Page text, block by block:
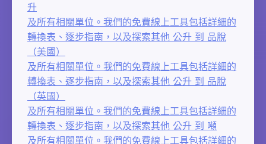
升
及所有相關單位。我們的免費線上工具包括詳細的
轉換表、逐步指南，以及探索其他 公升 到 品脫
（美國）
及所有相關單位。我們的免費線上工具包括詳細的
轉換表、逐步指南，以及探索其他 公升 到 品脫
（英國）
及所有相關單位。我們的免費線上工具包括詳細的
轉換表、逐步指南，以及探索其他 公升 到 噸
及所有相關單位。我們的免費線上工具包括詳細的